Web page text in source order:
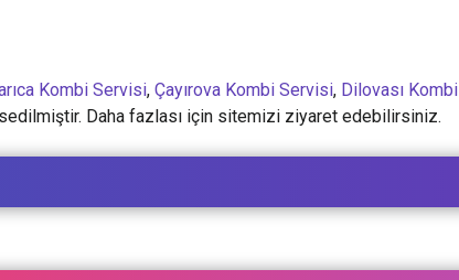
Kombi Servisi, Çayırova Kombi Servisi, Dilovası Kombi
Daha fazlası için sitemizi ziyaret edebilirsiniz.